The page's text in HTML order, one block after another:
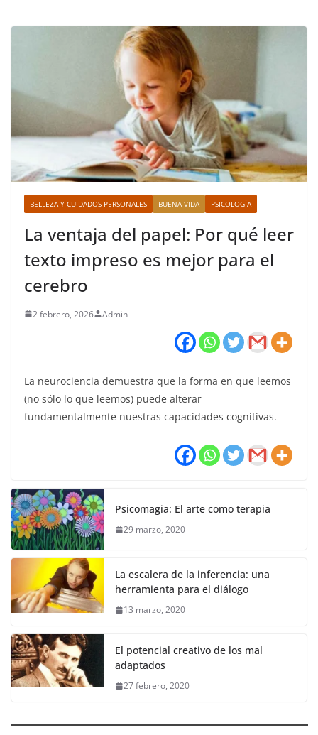
BELLEZA Y CUIDADOS PERSONALES BUENA VIDA PSICOLOGÍA
La ventaja del papel: Por qué leer
texto impreso es mejor para el
cerebro
2 febrero, 2026 Admin
La neurociencia demuestra que la forma en que leemos
(no sólo lo que leemos) puede alterar
fundamentalmente nuestras capacidades cognitivas.
Psicomagia: El arte como terapia
29 marzo, 2020
La escalera de la inferencia: una
herramienta para el diálogo
13 marzo, 2020
El potencial creativo de los mal
adaptados
27 febrero, 2020